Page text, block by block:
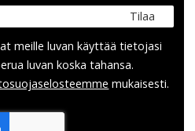
Tilaa
meille luvan käyttää tietojasi
luvan koska tahansa.
mukaisesti.